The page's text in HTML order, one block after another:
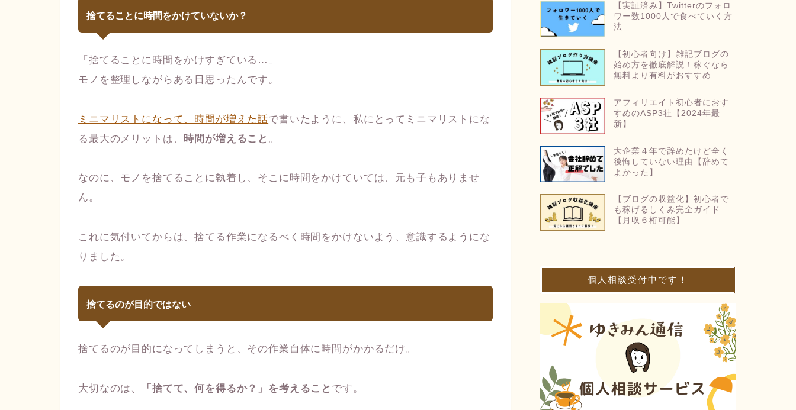
捨てることに時間をかけていないか？
「捨てることに時間をかけすぎている…」
モノを整理しながらある日思ったんです。
ミニマリストになって、時間が増えた話で書いたように、私にとってミニマリストにな
る最大のメリットは、
時間が増えること 。
なのに、モノを捨てることに執着し、そこに時間をかけていては、元も子もありませ
ん。
これに気付いてからは、捨てる作業になるべく時間をかけないよう、意識するようにな
りました。
捨てるのが目的ではない
捨てるのが目的になってしまうと、その作業自体に時間がかかるだけ。
大切なのは、 「捨てて、何を得るか？」を考えること です。
【実証済み】Twitterのフォロ
ワー数1000人で食べていく方
法
【初心者向け】雑記ブログの
始め方を徹底解説！稼ぐなら
無料より有料がおすすめ
アフィリエイト初心者におす
すめのASP3社【2024年最
新】
大企業４年で辞めたけど全く
後悔していない理由【辞めて
よかった】
【ブログの収益化】初心者で
も稼げるしくみ完全ガイド
【月収６桁可能】
個人相談受付中です！